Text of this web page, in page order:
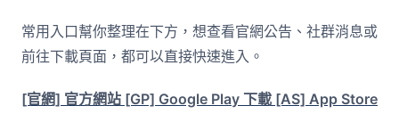
常用入口幫你整理在下方，想查看官網公告、社群消息或
前往下載頁面，都可以直接快速進入。
[官網] 官方網站 [GP] Google Play 下載 [AS] App Store